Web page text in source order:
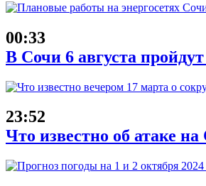
00:33
В Сочи 6 августа
23:52
Что известно об атаке